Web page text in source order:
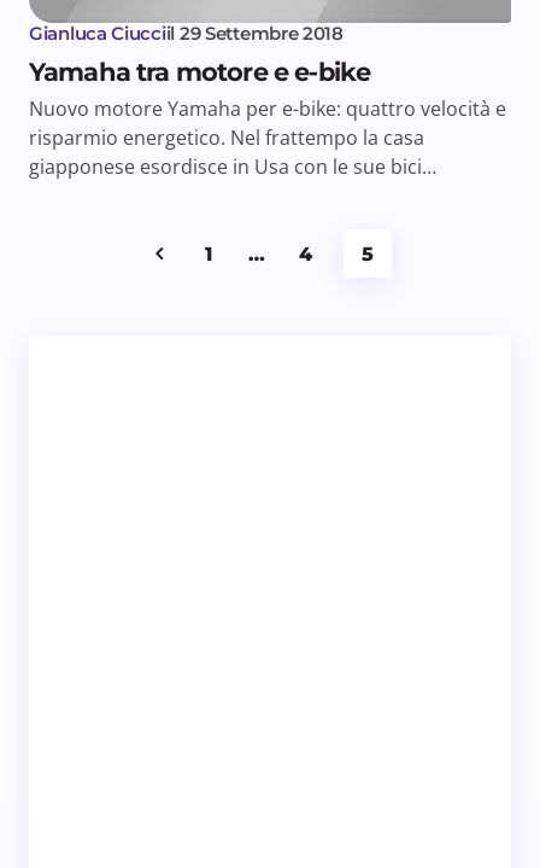
Gianluca Ciucciil 29 Settembre 2018
Yamaha tra motore e e-bike
Nuovo motore Yamaha per e-bike: quattro velocità e
risparmio energetico. Nel frattempo la casa
giapponese esordisce in Usa con le sue bici…
1 … 4 5